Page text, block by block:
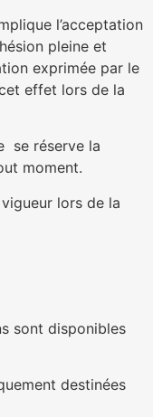
l’acceptation
pleine et
exprimée par le
effet lors de la
se réserve la
moment.
lors de la
sont disponibles
destinées